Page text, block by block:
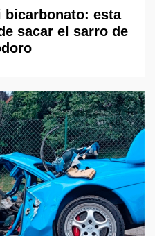
bicarbonato: esta
sacar el sarro de